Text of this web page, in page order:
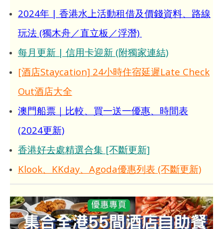
2024年 | 香港水上活動租借及價錢資料、路線
玩法 (獨木舟／直立板／浮潛)
每月更新 | 信用卡迎新 (附獨家連結)
[酒店Staycation] 24小時住宿延遲Late Check
Out酒店大全
澳門船票｜比較、買一送一優惠、時間表
(2024更新)
香港好去處精選合集 [不斷更新]
Klook、KKday、Agoda優惠列表 (不斷更新)